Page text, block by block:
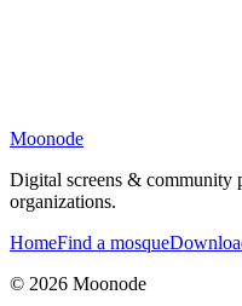
Moonode
Digital screens & community
organizations.
HomeFind a mosque
© 2026 Moonode